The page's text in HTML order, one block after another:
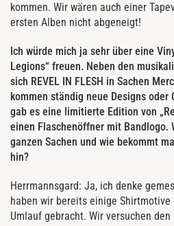
kommen. Wir wären auch einer
ersten Alben nicht abgeneigt!
Ich würde mich ja sehr über eine
Legions“ freuen. Neben den
sich REVEL IN FLESH in Sachen
kommen ständig neue Designs oder
gab es eine limitierte Edition von
einen Flaschenöffner mit Bandlogo.
ganzen Sachen und wie bekommt
hin?
Herrmannsgard: Ja, ich denke
haben wir bereits einige
Umlauf gebracht. Wir versuchen